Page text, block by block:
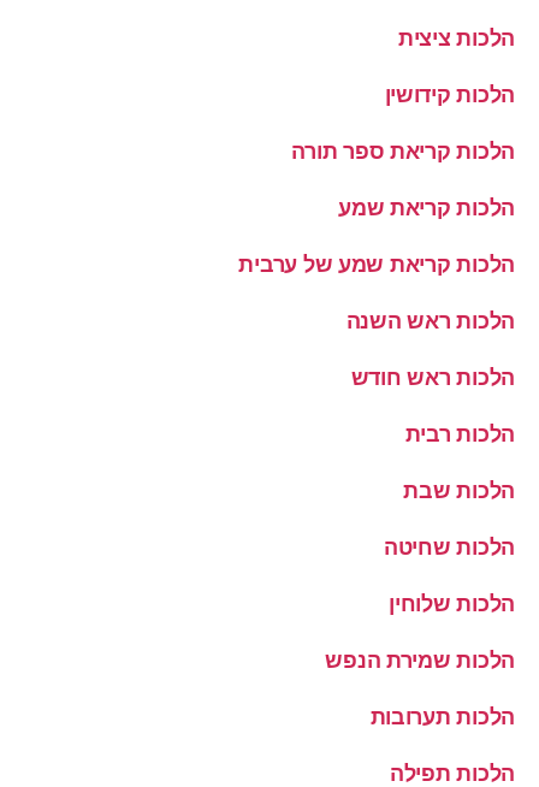
הלכות ציצית
הלכות קידושין
הלכות קריאת ספר תורה
הלכות קריאת שמע
הלכות קריאת שמע של ערבית
הלכות ראש השנה
הלכות ראש חודש
הלכות רבית
הלכות שבת
הלכות שחיטה
הלכות שלוחין
הלכות שמירת הנפש
הלכות תערובות
הלכות תפילה